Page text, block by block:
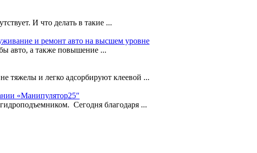
И что делать в такие ...
и ремонт авто на высшем уровне
авто, а также повышение ...
тяжелы и легко адсорбируют клеевой ...
«Манипулятор25″
Сегодня благодаря ...